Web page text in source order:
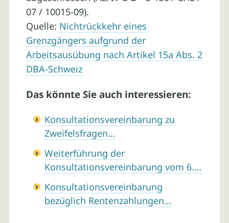
07 / 10015-09).
Quelle: Nichtrückkehr eines
Grenzgängers aufgrund der
Arbeitsausübung nach Artikel 15a Abs. 2
DBA-Schweiz
Das könnte Sie auch interessieren:
Konsultationsvereinbarung zu
Zweifelsfragen…
Weiterführung der
Konsultationsvereinbarung vom 6.…
Konsultationsvereinbarung
bezüglich Rentenzahlungen…